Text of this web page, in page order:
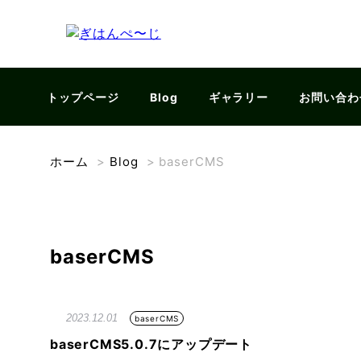
トップページ Blog ギャラリー お問い合
ホーム > Blog > baserCMS
baserCMS
2023.12.01 baserCMS
baserCMS5.0.7にアップデート